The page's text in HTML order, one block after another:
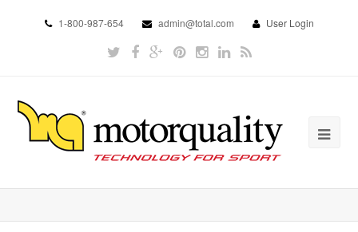
1-800-987-654 admin@total.com User Login